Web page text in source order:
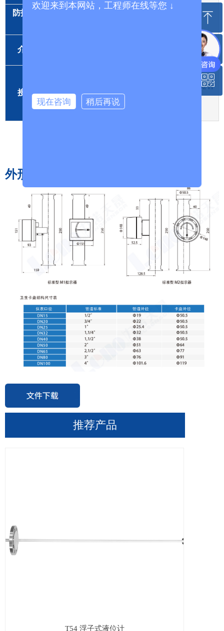
防护/防爆等
介质粘度
DN15:η<5mPa.s DN25:η<250mPa.s DN50
接液材质
R1:304 1Cr18Ni9RO:304 0Cr18Ni12Mo2Ti
RL:316L 00Cr17Ni14Mo2Ti Ti:钛合
金 RP：聚四氟乙烯
外形尺寸
推荐产品
T54 浮子式液位计
ꁸ
回到顶部
ꂅ
400-801-8633
ꀥ
欢迎来到本网站，工程师在线等您 ↓
现在咨询 稍后再说